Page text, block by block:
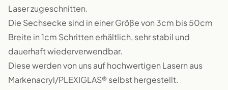
Laser zugeschnitten.
Die Sechsecke sind in einer Größe von 3cm bis 50cm
Breite in 1cm Schritten erhältlich, sehr stabil und
dauerhaft wiederverwendbar.
Diese werden von uns auf hochwertigen Lasern aus
Markenacryl/PLEXIGLAS® selbst hergestellt.